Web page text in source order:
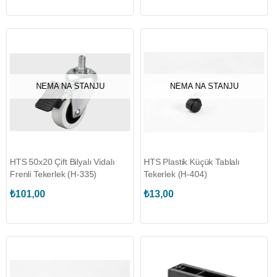
NEMA NA STANJU
HTS 50x20 Çift Bilyalı Vidalı
Frenli Tekerlek (H-335)
₺101,00
NEMA NA STANJU
HTS Plastik Küçük Tablalı
Tekerlek (H-404)
₺13,00